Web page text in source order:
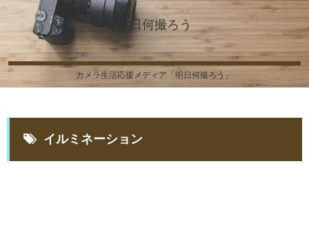
明日何撮ろう
カメラ生活応援メディア「明日何撮ろう」
イルミネーション